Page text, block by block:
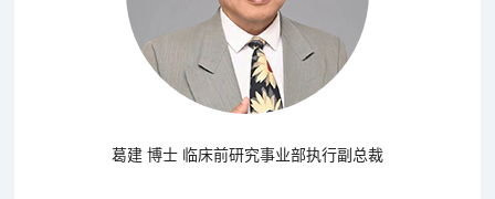
葛建 博士 临床前研究事业部执行副总裁